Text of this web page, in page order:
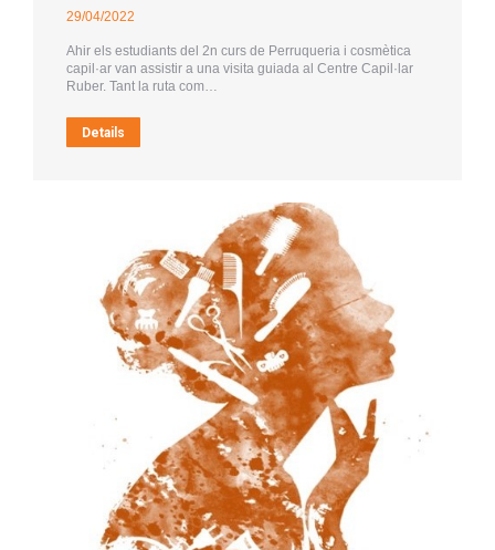
29/04/2022
Ahir els estudiants del 2n curs de Perruqueria i cosmètica
capil·ar van assistir a una visita guiada al Centre Capil·lar
Ruber. Tant la ruta com…
Details